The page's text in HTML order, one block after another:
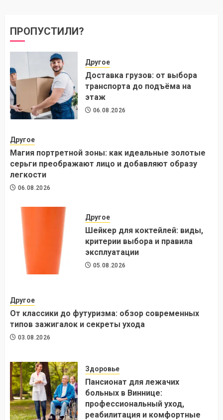
ПРОПУСТИЛИ?
Другое
Доставка грузов: от выбора
транспорта до подъёма на
этаж
06.08.2026
Другое
Магия портретной зоны: как идеальные золотые
серьги преображают лицо и добавляют образу
легкости
06.08.2026
Другое
Шейкер для коктейлей: виды,
критерии выбора и правила
эксплуатации
05.08.2026
Другое
От классики до футуризма: обзор современных
типов зажигалок и секреты ухода
03.08.2026
Здоровье
Пансионат для лежачих
больных в Виннице:
профессиональный уход,
реабилитация и комфортные